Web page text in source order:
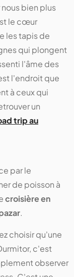
bien plus
le cœur
les tapis de
qui plongent
l'âme des
l'endroit que
à ceux qui
un
trip au
par le
de poisson à
croisière en
.
choisir qu'une
c'est
observer